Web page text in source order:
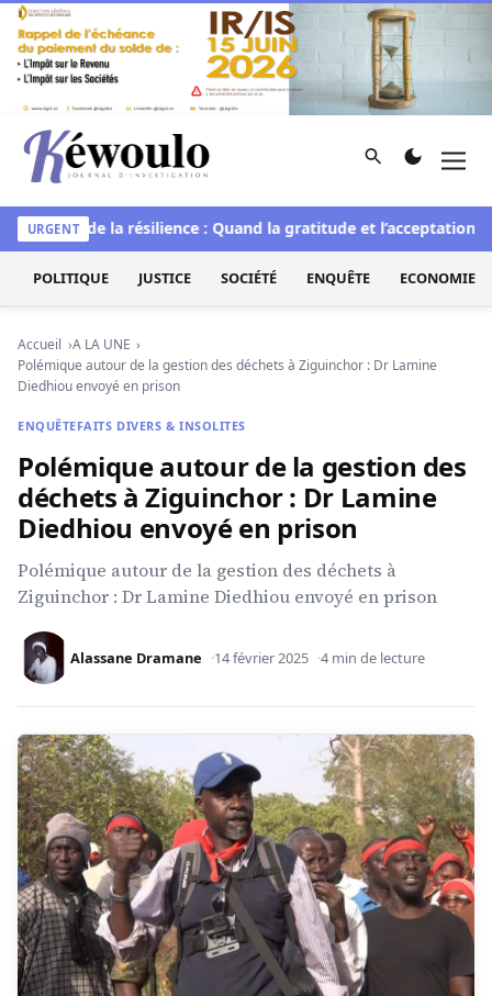
Aller au contenu
Kéwoulo, le premier site d'information et d'investigation
Rechercher
URGENT
L’art de la résilience : Quand la gratitude et l’acceptation
POLITIQUE JUSTICE SOCIÉTÉ ENQUÊTE ECONOMIE
Accueil
A LA UNE
Polémique autour de la gestion des déchets à Ziguinchor : Dr Lamine
Diedhiou envoyé en prison
ENQUÊTEFAITS DIVERS & INSOLITES
Polémique autour de la gestion des
déchets à Ziguinchor : Dr Lamine
Diedhiou envoyé en prison
Polémique autour de la gestion des déchets à
Ziguinchor : Dr Lamine Diedhiou envoyé en prison
Alassane Dramane 14 février 2025 4 min de lecture